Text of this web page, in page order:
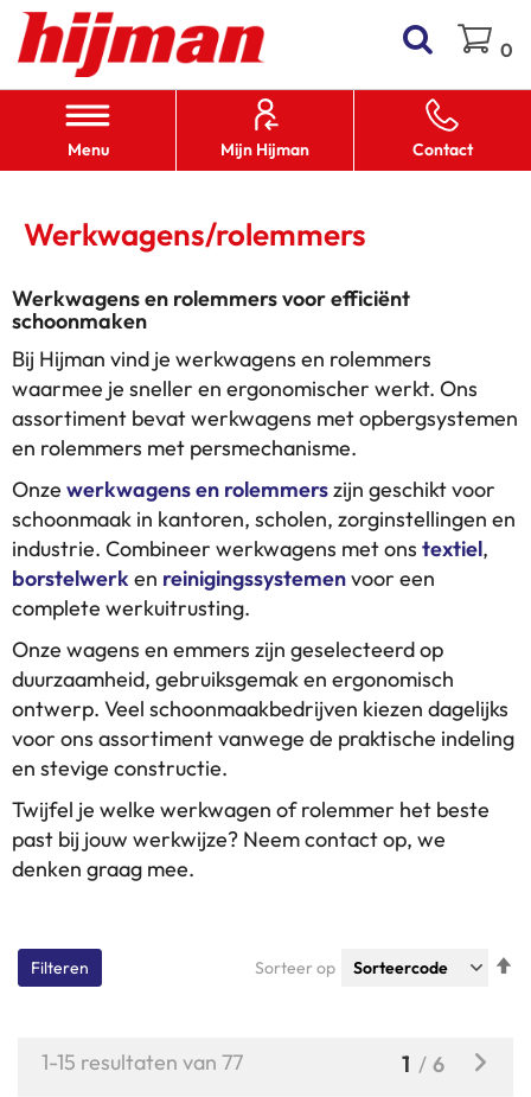
0
Zoek
Menu Mijn Hijman Contact
Werkwagens/rolemmers
Werkwagens en rolemmers voor efficiënt
schoonmaken
Bij Hijman vind je werkwagens en rolemmers
waarmee je sneller en ergonomischer werkt. Ons
assortiment bevat werkwagens met opbergsystemen
en rolemmers met persmechanisme.
Onze werkwagens en rolemmerszijn geschikt voor
schoonmaak in kantoren, scholen, zorginstellingen en
industrie. Combineer werkwagens met ons textiel,
borstelwerken reinigingssystemenvoor een
complete werkuitrusting.
Onze wagens en emmers zijn geselecteerd op
duurzaamheid, gebruiksgemak en ergonomisch
ontwerp. Veel schoonmaakbedrijven kiezen dagelijks
voor ons assortiment vanwege de praktische indeling
en stevige constructie.
Twijfel je welke werkwagen of rolemmer het beste
past bij jouw werkwijze? Neem contact op, we
denken graag mee.
Sorteer op
1-15 resultaten van 77 Pagina
U
1 Pagina
6
Filteren